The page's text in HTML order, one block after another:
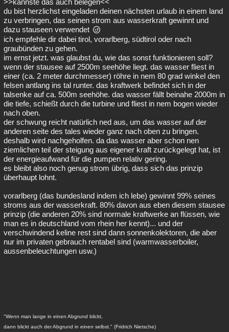
>>kannste das auch belegen<<
du bist herzlichst eingeladen deinen nächsten urlaub in einem land
zu verbringen, das seinen strom aus wasserkraft gewinnt und
dazu stauseen verwendet
ich empfehle dir dabei tirol, vorarlberg, südtirol oder nach
graubünden zu gehen.
im ernst jetzt. was glaubst du, wie das sonst funktionieren soll?
wenn der stausee auf 2500m seehöhe liegt. das wasser fliest in
einer (ca. 2 meter durchmesser) röhre in nem 80 grad winkel den
felsen antlang ins tal runter. das kraftwerk befindet sich in der
talsenke auf ca. 500m seehöhe. das wasser fällt beinahe 2000m in
die tiefe, schießt durch die turbine und fliest in nem bogen wieder
nach oben.
der schwung reicht natürlich ned aus, um das wasser auf der
anderen seite des tales wieder ganz nach oben zu bringen.
deshalb wird nachgeholfen. da das wasser aber schon nen
ziemlichen teil der steigung aus eigener kraft zurückgelegt hat, ist
der energieaufwand für die pumpen relativ gering.
es bleibt also noch genug strom übrig, dass sich das prinzip
überhaupt lohnt.
vorarlberg (das bundesland indem ich lebe) gewinnt 99% seines
stroms aus der wasserkraft. 80% davon aus eben diesem stausee
prinzip (die anderen 20% sind normale kraftwerke an flüssen, wie
man es in deutschland vom rhein her kennt)... und der
verschwindend keline rest sind dann sonnenkolektoren, die aber
nur im privaten gebrauch rentabel sind (warmwasserboiler,
aussenbeleuchtungen usw.)
"Wenn man lange in einen Abgrund blickt,
dann blickt auch der Abgrund in einen selbst." (Fridrich Nietsche)